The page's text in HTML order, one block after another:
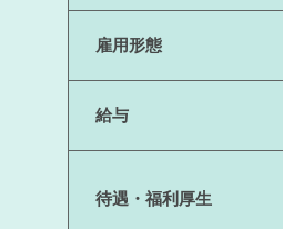
雇用形態
給与
待遇・福利厚生